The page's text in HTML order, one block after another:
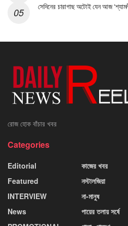
সেদিনের চারাগাছ অটোই যেন আজ
রোজ হোক বাঁচার খবর
Categories
Editorial
Featured
INTERVIEW
News
কাজের খবর
নস্টালজিয়া
না-মানুষ
পায়ের তলায় সর্ষে